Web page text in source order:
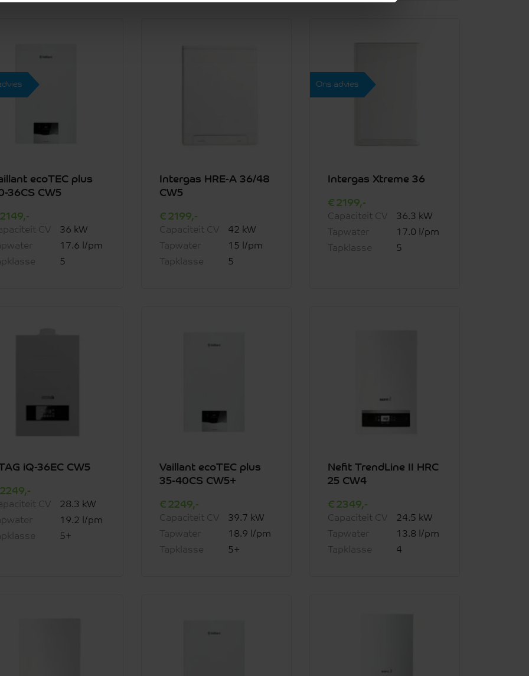
ecoTEC plus
36CS CW5
2149,-
CV
36 kW
17.6 l/pm
5
Intergas HRE-A 36/48
CW5
2199,-
Capaciteit CV
42 kW
Tapwater
15 l/pm
Tapklasse
5
Ons advies
Intergas Xtreme 36
2199,-
Capaciteit CV
36.3 kW
Tapwater
17.0 l/pm
Tapklasse
5
iQ-36EC CW5
2249,-
CV
28.3 kW
19.2 l/pm
5+
Vaillant ecoTEC plus
35-40CS CW5+
2249,-
Capaciteit CV
39.7 kW
Tapwater
18.9 l/pm
Tapklasse
5+
Nefit TrendLine II HRC
25 CW4
2349,-
Capaciteit CV
24.5 kW
Tapwater
13.8 l/pm
Tapklasse
4